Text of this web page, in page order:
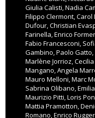
Giulia Calisti, Nadia
Filippo Clermont, Carol
Dufour, Christian
Farinella, Enrico
Fabio Francesconi,
Gambino, Paolo
Marlène Jorrioz,
Mangano, Angela
Mauro Melloni, Marc
Sabrina Olibano,
Maurizio Pitti, Loris
Mattia Pramotton,
Romano, Enrico